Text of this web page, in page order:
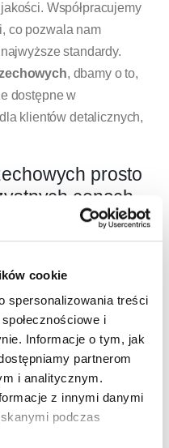
cookie
spersonalizowania treści
i
Informacje o tym, jak
partnerom
i analitycznym.
z innymi danymi
podczas
Współpracujemy
co pozwala nam
standardy.
, dbamy o to,
dostępne w
klientów detalicznych,
prosto
cenach
lub chcesz zaopatrzyć
będą doskonałym
cieszyć się
pyszne kombinacje.
, mamy
najwyższe
są starannie
i pełnię smaku.
od producenta,